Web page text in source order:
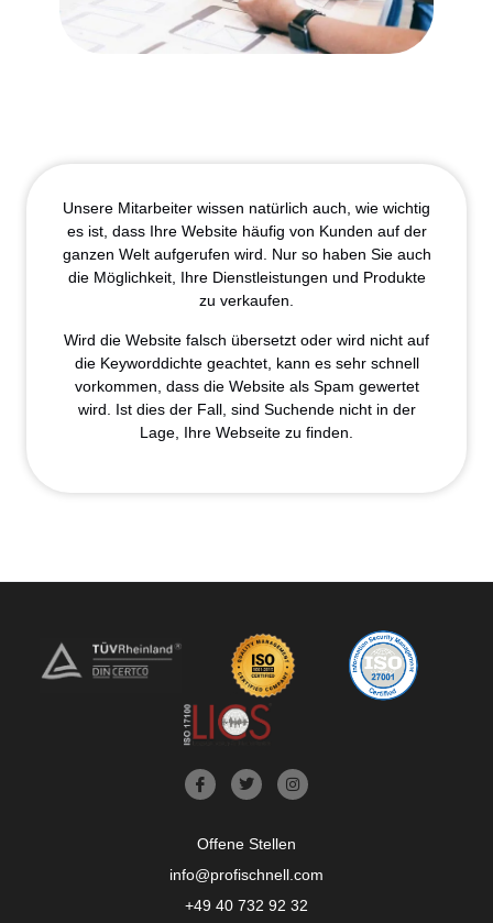
Unsere Mitarbeiter wissen natürlich auch, wie wichtig
es ist, dass Ihre Website häufig von Kunden auf der
ganzen Welt aufgerufen wird. Nur so haben Sie auch
die Möglichkeit, Ihre Dienstleistungen und Produkte
zu verkaufen.
Wird die Website falsch übersetzt oder wird nicht auf
die Keyworddichte geachtet, kann es sehr schnell
vorkommen, dass die Website als Spam gewertet
wird. Ist dies der Fall, sind Suchende nicht in der
Lage, Ihre Webseite zu finden.
Offene Stellen
info@profischnell.com
+49 40 732 92 32